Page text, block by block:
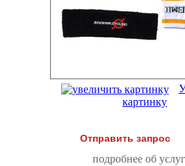
картинку
Отправить запрос
подробнее об